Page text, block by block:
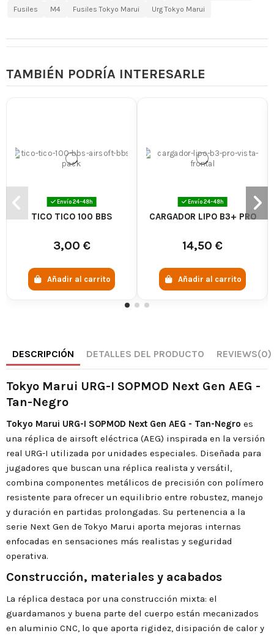
Fusiles
M4 Fusiles Tokyo Marui Urg Tokyo Marui
TAMBIÉN PODRÍA INTERESARLE
Envío 24-48h
TICO TICO 100 BBS
3,00 €
Añadir al carrito
Envío 24-48h
CARGADOR LIPO B3+ PRO
14,50 €
Añadir al carrito
DESCRIPCIÓN DETALLES DEL PRODUCTO REVIEWS(0)
Tokyo Marui URG-I SOPMOD Next Gen AEG -
Tan-Negro
Tokyo Marui URG-I SOPMOD Next Gen AEG - Tan-Negro es
una réplica de airsoft eléctrica (AEG) inspirada en la versión
real URG-I utilizada por unidades especiales. Diseñada para
jugadores que buscan una réplica realista y versátil,
combina componentes metálicos de precisión con polímero
resistente para ofrecer un equilibrio entre robustez, manejo
y duración en partidas prolongadas. Su pertenencia a la
serie Next Gen de Tokyo Marui aporta mejoras internas
enfocadas en sensaciones más realistas y seguridad
operativa.
Construcción, materiales y acabados
La réplica destaca por una construcción mixta: el
guardamanos y buena parte del cuerpo están mecanizados
en aluminio CNC, lo que aporta rigidez, disipación de calor y